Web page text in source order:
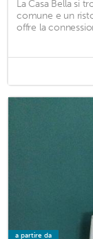
La Casa Bella si
comune e un
offre la
a partire da